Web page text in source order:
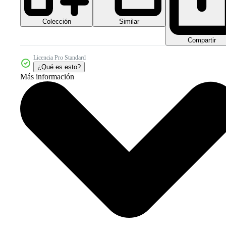
Colección Similar
Compartir
Licencia Pro Standard
¿Qué es esto?
Más información